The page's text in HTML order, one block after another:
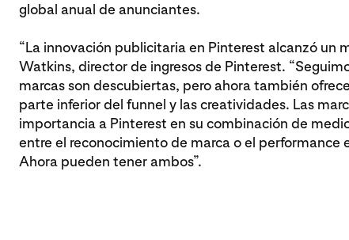
global anual de anunciantes.
“La innovación publicitaria en Pinterest alcanzó un
Watkins, director de ingresos de Pinterest.
marcas son descubiertas, pero ahora también
parte inferior del funnel y las creatividades. Las
importancia a Pinterest en su combinación de
entre el reconocimiento de marca o el performance
Ahora pueden tener ambos”.